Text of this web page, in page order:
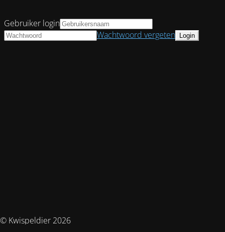
© Kwispeldier 2026
Gebruiker login
Wachtwoord vergeten